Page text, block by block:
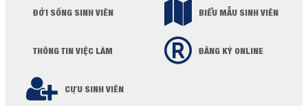
ĐỜI SỐNG SINH VIÊN BIỂU MẪU SINH VIÊN
THÔNG TIN VIỆC LÀM ĐĂNG KÝ ONLINE
CỰU SINH VIÊN